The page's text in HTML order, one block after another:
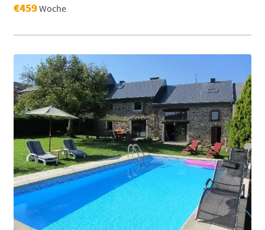
€459Woche